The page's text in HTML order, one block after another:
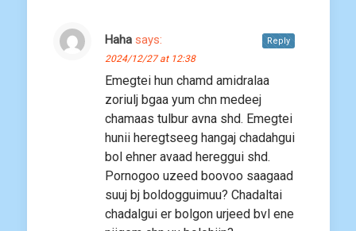
Haha says:
2024/12/27 at 12:38
Emegtei hun chamd amidralaa
zoriulj bgaa yum chn medeej
chamaas tulbur avna shd. Emegtei
hunii heregtseeg hangaj chadahgui
bol ehner avaad hereggui shd.
Pornogoo uzeed boovoo saagaad
suuj bj boldogguimuu? Chadaltai
chadalgui er bolgon urjeed bvl ene
Reply